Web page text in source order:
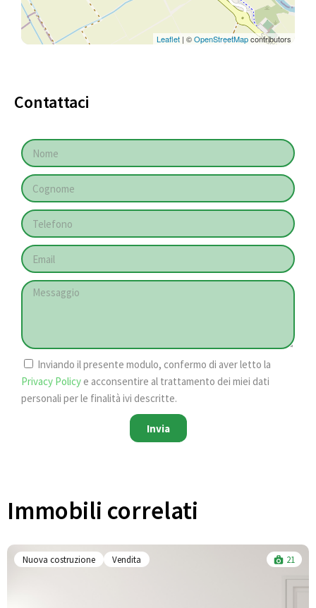
Leaflet | ©OpenStreetMapcontributors
Contattaci
Inviando il presente modulo, confermo di aver letto la
Privacy Policy e acconsentire al trattamento dei miei dati
personali per le finalità ivi descritte.
Invia
Immobili correlati​
Nuova costruzione Vendita 21